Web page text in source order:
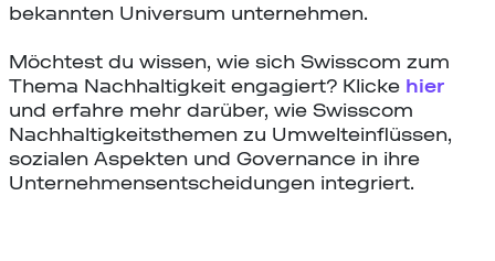
bekannten Universum unternehmen.
Möchtest du wissen, wie sich Swisscom zum
Thema Nachhaltigkeit engagiert? Klicke hier
und erfahre mehr darüber, wie Swisscom
Nachhaltigkeitsthemen zu Umwelteinflüssen,
sozialen Aspekten und Governance in ihre
Unternehmensentscheidungen integriert.